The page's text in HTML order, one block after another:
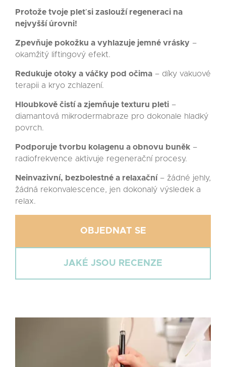
Protože tvoje pleť si zaslouží regeneraci na
nejvyšší úrovni!
Zpevňuje pokožku a vyhlazuje jemné vrásky –
okamžitý liftingový efekt.
Redukuje otoky a váčky pod očima – díky vakuové
terapii a kryo zchlazení.
Hloubkově čistí a zjemňuje texturu pleti –
diamantová mikrodermabraze pro dokonale hladký
povrch.
Podporuje tvorbu kolagenu a obnovu buněk –
radiofrekvence aktivuje regenerační procesy.
Neinvazivní, bezbolestné a relaxační – žádné jehly,
žádná rekonvalescence, jen dokonalý výsledek a
relax.
OBJEDNAT SE
JAKÉ JSOU RECENZE